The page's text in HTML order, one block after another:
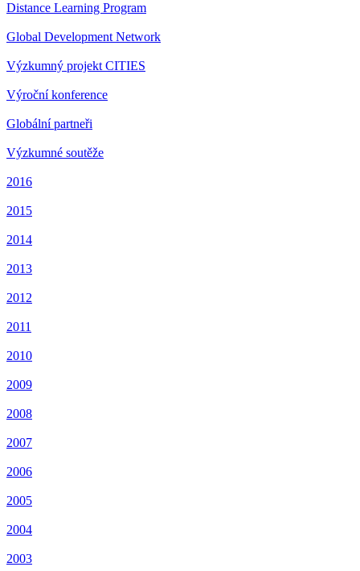
Distance Learning Program
Global Development Network
Výzkumný projekt CITIES
Výroční konference
Globální partneři
Výzkumné soutěže
2016
2015
2014
2013
2012
2011
2010
2009
2008
2007
2006
2005
2004
2003